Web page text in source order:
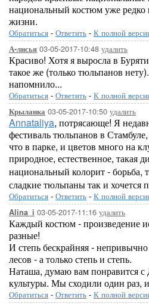
национальный костюм уже
жизни.
Обратиться - Ответить - К полной
А-лисья 03-05-2017-10:48 удалить
Красиво! Хотя я выросла в
такое же (только тюльпанов
напомнило...
Обратиться - Ответить - К полной
Крыланка 03-05-2017-10:50 удалить
Annataliya, потрясающе! Я
фестиваль тюльпанов в
что в парке, и цветов много на
природное, естественное, такая
национальный колорит -
сладкие тюльпаны так и хочется
Обратиться - Ответить - К полной
Alina_i 03-05-2017-11:16 удалить
Каждый костюм - произведение
разные!
И степь бескрайняя -
лесов - а только степь и степь.
Наташа, думаю вам понравится
культуры. Мы сходили один раз,
Обратиться - Ответить - К полной